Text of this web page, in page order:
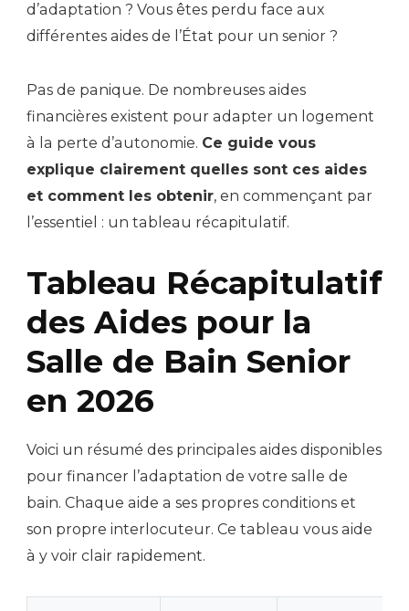
d’adaptation ? Vous êtes perdu face aux
différentes aides de l’État pour un senior ?
Pas de panique. De nombreuses aides
financières existent pour adapter un logement
à la perte d’autonomie. Ce guide vous
explique clairement quelles sont ces aides
et comment les obtenir, en commençant par
l’essentiel : un tableau récapitulatif.
Tableau Récapitulatif
des Aides pour la
Salle de Bain Senior
en 2026
Voici un résumé des principales aides disponibles
pour financer l’adaptation de votre salle de
bain. Chaque aide a ses propres conditions et
son propre interlocuteur. Ce tableau vous aide
à y voir clair rapidement.